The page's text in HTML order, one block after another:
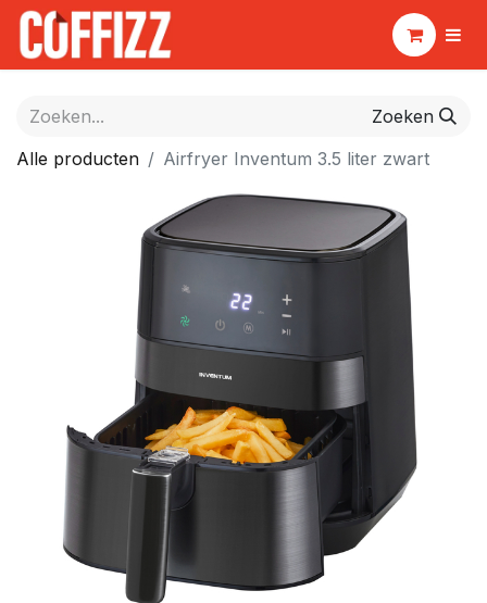
Zoeken
Alle producten
Airfryer Inventum 3.5 liter zwart